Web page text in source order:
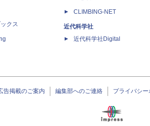
クス
CLIMBING-NET
近代科学社
近代科学社Digital
告掲載のご案内 編集部へのご連絡 プライバシー